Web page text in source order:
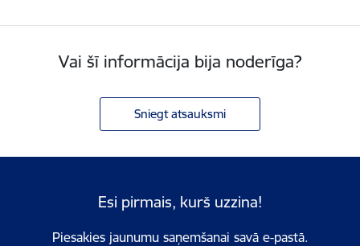
Vai šī informācija bija noderīga?
Sniegt atsauksmi
Esi pirmais, kurš uzzina!
Piesakies jaunumu saņemšanai savā e-pastā.